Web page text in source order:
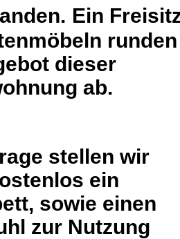
Ein
runden
dieser
ab.
stellen wir
ein
sowie einen
zur Nutzung